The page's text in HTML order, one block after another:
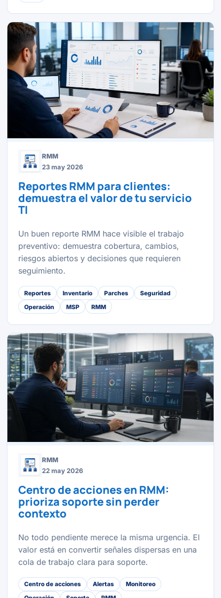
RMM
23 may 2026
Reportes RMM para clientes:
demuestra el valor de tu servicio
TI
Un buen reporte RMM hace visible el trabajo
preventivo: demuestra cobertura, cambios,
riesgos abiertos y decisiones que requieren
seguimiento.
Reportes Inventario Parches
Seguridad
Operación
MSP RMM
RMM
22 may 2026
Centro de acciones en RMM:
prioriza soporte sin perder
contexto
No todo pendiente merece la misma urgencia. El
valor está en convertir señales dispersas en una
cola de trabajo clara para soporte.
Centro de acciones Alertas
Monitoreo